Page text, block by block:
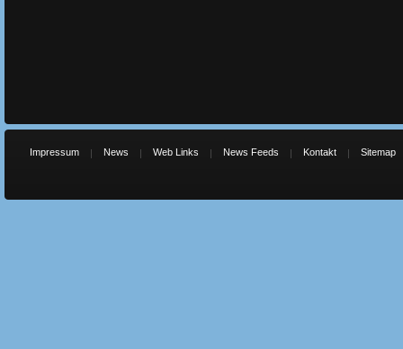
Impressum News Web Links News Feeds Kontakt Sitemap